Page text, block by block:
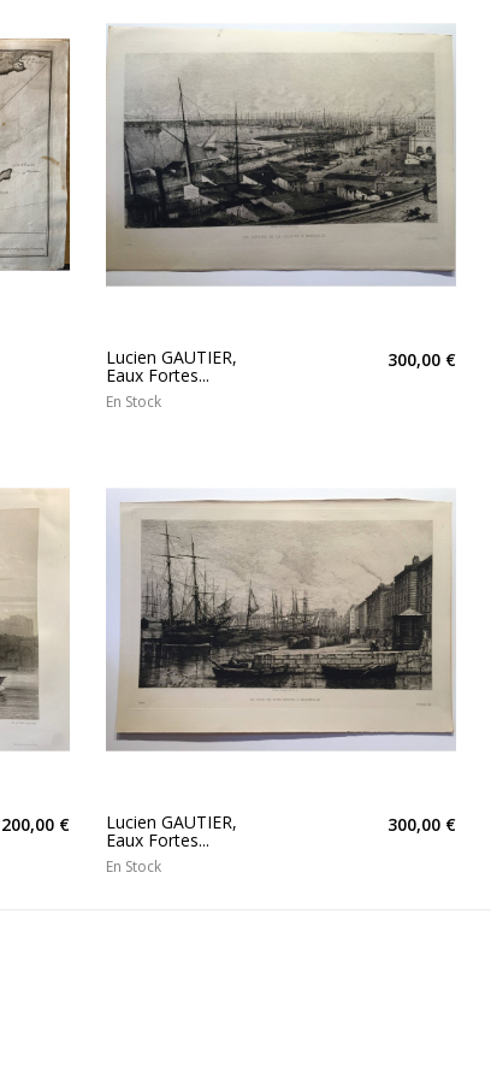
Lucien GAUTIER,
Eaux Fortes...
300,00 €
En Stock
200,00 € Lucien GAUTIER,
Eaux Fortes...
300,00 €
En Stock